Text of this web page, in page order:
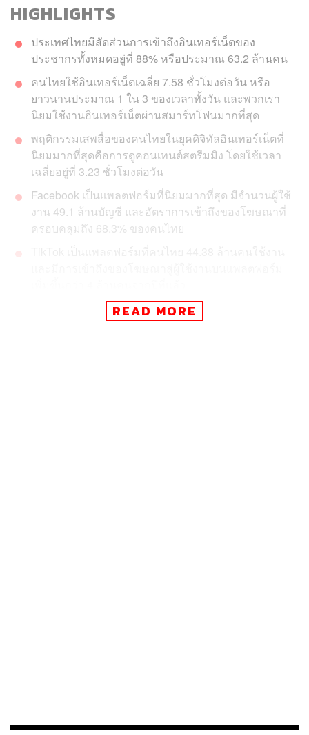
HIGHLIGHTS
ประเทศไทยมีสัดส่วนการเข้าถึงอินเทอร์เน็ตของ
ประชากรทั้งหมดอยู่ที่ 88% หรือประมาณ 63.2 ล้านคน
คนไทยใช้อินเทอร์เน็ตเฉลี่ย 7.58 ชั่วโมงต่อวัน หรือ
ยาวนานประมาณ 1 ใน 3 ของเวลาทั้งวัน และพวกเรา
นิยมใช้งานอินเทอร์เน็ตผ่านสมาร์ทโฟนมากที่สุด
พฤติกรรมเสพสื่อของคนไทยในยุคดิจิทัลอินเทอร์เน็ตที่
นิยมมากที่สุดคือการดูคอนเทนต์สตรีมมิง โดยใช้เวลา
เฉลี่ยอยู่ที่ 3.23 ชั่วโมงต่อวัน
Facebook เป็นแพลตฟอร์มที่นิยมมากที่สุด มีจำนวนผู้ใช้
งาน 49.1 ล้านบัญชี และอัตราการเข้าถึงของโฆษณาที่
ครอบคลุมถึง 68.3% ของคนไทย
การติดต่อสื่อสารกับเพื่อนฝูง ครอบครัว และเพื่อนร่วมงาน ไป
ในปีที่ผ่านมาใช้อินเทอร์เน็ตกันอย่างไรบ้าง
READ MORE